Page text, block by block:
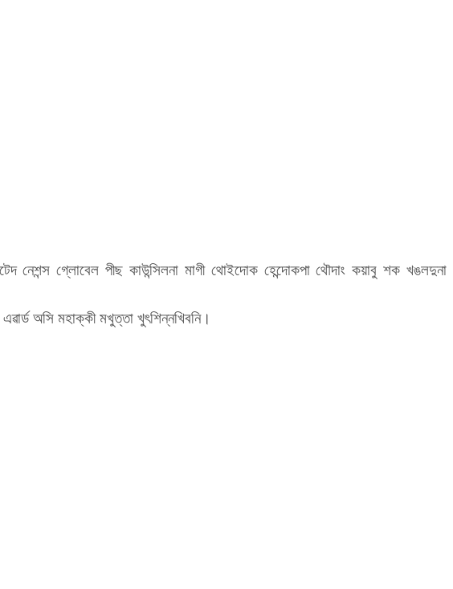
নেশন্স গ্লোবেল পীছ কাউন্সিলনা মাগী থোইদোক হেন্দোকপা থৌদাং কয়াবু শক খঙলদুনা
অসি মহাক্কী মখুত্তা খুৎশিন্নখিবনি।